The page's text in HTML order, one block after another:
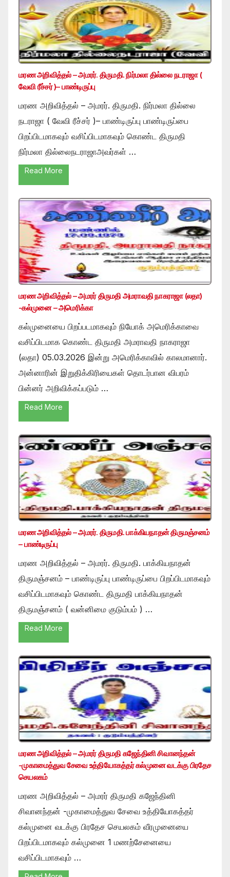
மரண அறிவித்தல் – அமரர். திருமதி. நிர்மலா தில்லை நடராஜா (
வேவி ரீச்சர் )– பாண்டிருப்பு
மரண அறிவித்தல் – அமரர். திருமதி. நிர்மலா தில்லை
நடராஜா ( வேவி ரீச்சர் )– பாண்டிருப்பு பாண்டிருப்பை
பிறப்பிடமாகவும் வசிப்பிடமாகவும் கொண்ட திருமதி
நிர்மலா தில்லைநடராஜாஅவர்கள் …
Read More
மரண அறிவித்தல் – அமரர் திருமதி அமராவதி நாகராஜா (லதா)
-கல்முனை – அமெரிக்கா
கல்முனையை பிறப்படமாகவும் நியோக் அமெரிக்காவை
வசிப்பிடமாக கொண்ட திருமதி அமராவதி நாகராஜா
(லதா) 05.03.2026 இன்று அமெரிக்காவில் காலமானார்.
அன்னாரின் இறுதிக்கிரியைகள் தொடர்பான விபரம்
பின்னர் அறிவிக்கப்படும் …
Read More
மரண அறிவித்தல் – அமரர். திருமதி. பாக்கியநாதன் திருமஞ்சனம்
– பாண்டிருப்பு
மரண அறிவித்தல் – அமரர். திருமதி. பாக்கியநாதன்
திருமஞ்சனம் – பாண்டிருப்பு பாண்டிருப்பை பிறப்பிடமாகவும்
வசிப்பிடமாகவும் கொண்ட திருமதி பாக்கியநாதன்
திருமஞ்சனம் ( வன்னிமை குடும்பம் ) …
Read More
மரண அறிவித்தல் – அமரர் திருமதி கஜேந்தினி சிவானந்தன்
-முகாமைத்துவ சேவை உத்தியோகத்தர் கல்முனை வடக்கு பிரதேச
செயலகம்
மரண அறிவித்தல் – அமரர் திருமதி கஜேந்தினி
சிவானந்தன் -முகாமைத்துவ சேவை உத்தியோகத்தர்
கல்முனை வடக்கு பிரதேச செயலகம் வீரமுனையை
பிறப்பிடமாகவும் கல்முனை 1 மணற்சேனையை
வசிப்பிடமாகவும் …